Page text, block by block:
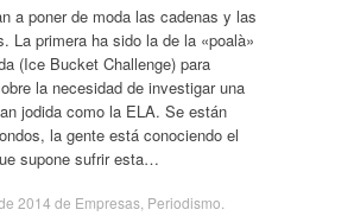
a poner de moda las cadenas y las
La primera ha sido la de la «poalà»
(Ice Bucket Challenge) para
la necesidad de investigar una
jodida como la ELA. Se están
la gente está conociendo el
supone sufrir esta…
2014 de Empresas, Periodismo